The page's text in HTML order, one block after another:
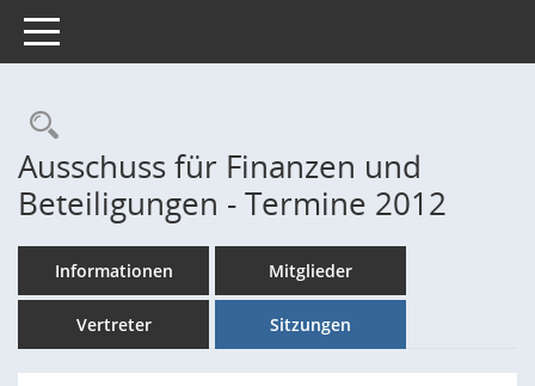
Toggle navigation
Rechercheauswahl
Ausschuss für Finanzen und
Beteiligungen - Termine 2012
Informationen Mitglieder
Vertreter Sitzungen